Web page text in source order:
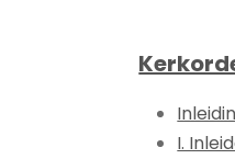
I.